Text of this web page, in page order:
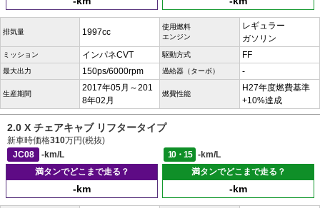
排気量 1997cc
使用燃料
エンジン
レギュラー
ガソリン
ミッション インパネCVT 駆動方式 FF
最大出力 150ps/6000rpm 過給器（ターボ） -
生産期間
2017年05月～201
8年02月
燃費性能
H27年度燃費基準
+10%達成
2.0 X チェアキャブ リフタータイプ
新車時価格310万円(税抜)
JC08
-km/L 10・15
-km/L
満タンでどこまで走る？
-km
満タンでどこまで走る？
-km